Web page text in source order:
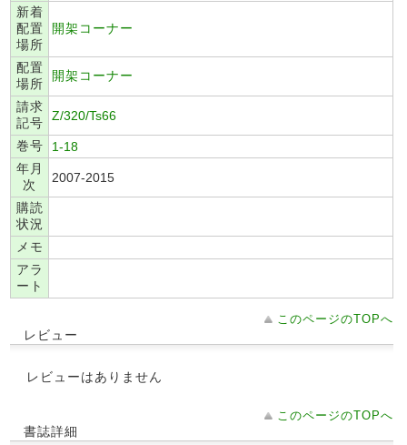
新着
配置
場所
開架コーナー
配置
場所
開架コーナー
請求
記号
Z/320/Ts66
巻号
1-18
年月
次
2007-2015
購読
状況
メモ
アラ
ート
このページのTOPへ
レビュー
レビューはありません
このページのTOPへ
書誌詳細